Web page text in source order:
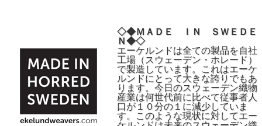
◇◆ＭＡＤＥ ＩＮ ＳＷＥＤＥ
Ｎ◆◇
エーケルンドは全ての製品を自社
工場（スウェーデン・ホレード）
で製造しています。これはエーケ
ルンドにとって大きな誇りでもあ
ります。今日のスウェーデン織物
産業は何世代前に比べて従事者人
口が１０分の１に減少していま
す。このような現状に対してエー